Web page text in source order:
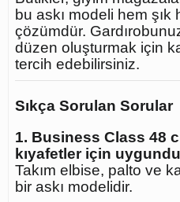
bu askı modeli hem
çözümdür.
düzen oluşturmak için
tercih edebilirsiniz.
Sıkça Sorulan Sorular
1. Business Class 48
kıyafetler için
Takım elbise, palto ve
bir askı modelidir.